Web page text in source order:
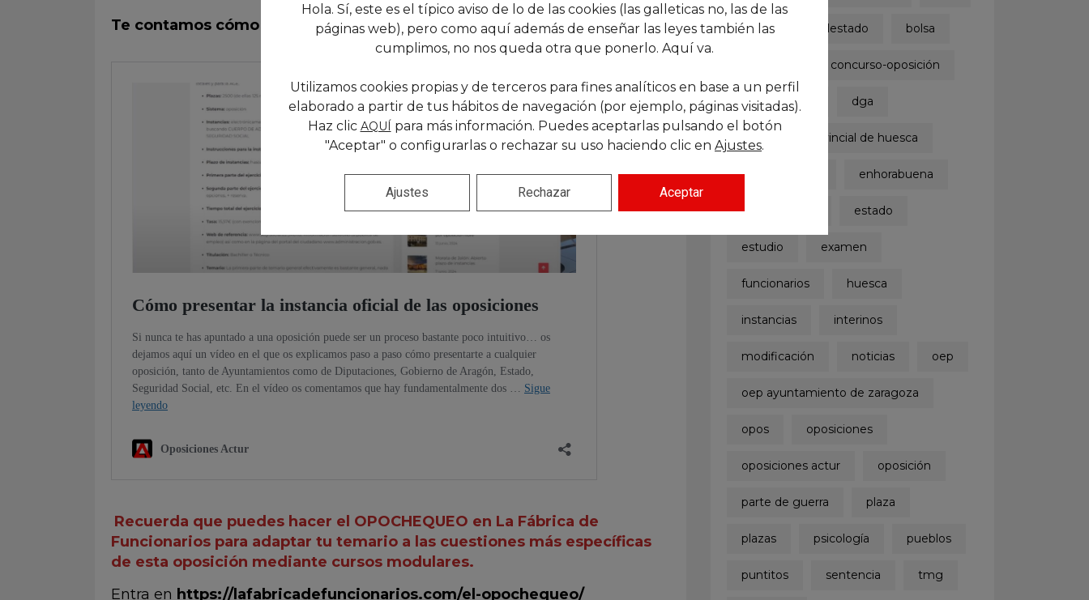
Te contamos cómo realizar tu instancia:
Recuerda que puedes hacer el OPOCHEQUEO en La Fábrica de
Funcionarios para adaptar tu temario a las cuestiones más específicas
de esta oposición mediante cursos modulares.
Entra en https://lafabricadefuncionarios.com/el-opochequeo/
boletinoficialdelestado bolsa
concurso-oposición
convocatoria dga
diputación provincial de huesca
dph enhorabuena
estabilización estado
estudio examen
funcionarios huesca
instancias interinos
modificación noticias oep
oep ayuntamiento de zaragoza
opos oposiciones
oposiciones actur oposición
parte de guerra plaza
plazas psicología pueblos
puntitos sentencia tmg
Hola. Sí, este es el típico aviso de lo de las cookies (las galleticas no, las de las
páginas web), pero como aquí además de enseñar las leyes también las
cumplimos, no nos queda otra que ponerlo. Aquí va.
Utilizamos cookies propias y de terceros para fines analíticos en base a un perfil
elaborado a partir de tus hábitos de navegación (por ejemplo, páginas visitadas).
Haz clic AQUÍ para más información. Puedes aceptarlas pulsando el botón
"Aceptar" o configurarlas o rechazar su uso haciendo clic en Ajustes.
Aceptar
Rechazar
Ajustes